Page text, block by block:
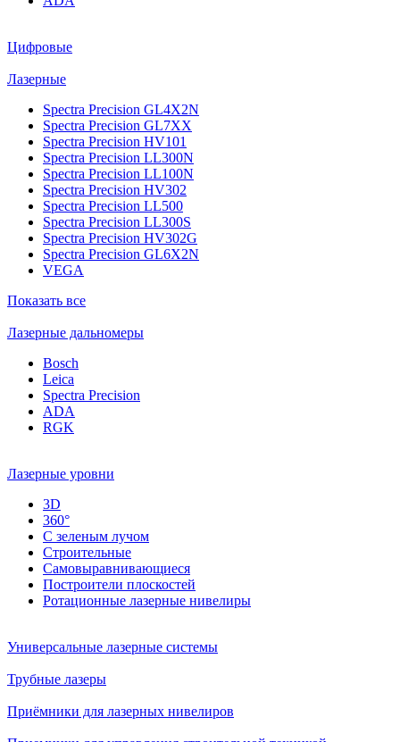
Цифровые
Лазерные
Spectra Precision GL4X2N
Spectra Precision GL7XX
Spectra Precision HV101
Spectra Precision LL300N
Spectra Precision LL100N
Spectra Precision HV302
Spectra Precision LL500
Spectra Precision LL300S
Spectra Precision HV302G
Spectra Precision GL6X2N
VEGA
Показать все
Лазерные дальномеры
Bosch
Leica
Spectra Precision
ADA
RGK
Лазерные уровни
3D
360°
С зеленым лучом
Строительные
Самовыравнивающиеся
Построители плоскостей
Ротационные лазерные нивелиры
Универсальные лазерные системы
Трубные лазеры
Приёмники для лазерных нивелиров